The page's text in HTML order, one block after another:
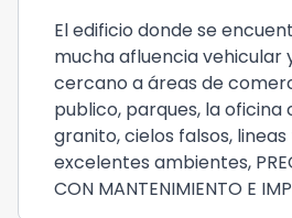
El edificio donde se
mucha afluencia vehicular
cercano a áreas de
publico, parques, la
granito, cielos falsos,
excelentes ambientes,
CON MANTENIMIENTO E